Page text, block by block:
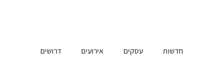
חדשות עסקים אירועים
דרושים